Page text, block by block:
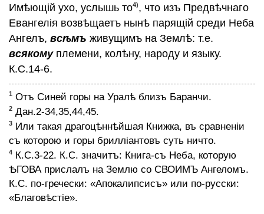
Указатель пути к безсмертiю
Разрушитель
Камень
Начало послѣдней битвы СВѢТА съ
тьмой
Второй ГЛАСЪ
Разсвѣтъ надъ Ерусалимомъ
Непрестанное Напоминанiе
Радостная Вѣсть
Свѣтъ от БОГА Святыхъ Пророковъ
Объявленiе отъ БОГА воскрешающаго
мертвыхъ
Вопросъ отрадный и животворящiй
Имѣющiй ухо, услышь то4), что изъ Предвѣчнаго
Евангелiя возвѣщаетъ нынѣ парящiй среди Неба
Ангелъ, всѣмъ живущимъ на Землѣ: т.е.
всякомуплемени, колѣну, народу и языку.
К.С.14-6.
1 Отъ Синей горы на Уралѣ близъ Баранчи.
2 Дан.2-34,35,44,45.
3 Или такая драгоцѣннѣйшая Книжка, въ сравненiи
съ которою и горы бриллiантовъ суть ничто.
4 К.С.3-22. К.С. значитъ: Книга-съ Неба, которую
ѢГОВА прислалъ на Землю со СВОИМЪ Ангеломъ.
К.С. по-гречески: «Апокалипсисъ» или по-русски:
«Благовѣстiе».